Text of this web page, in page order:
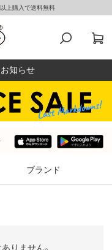
上購入で送料無料
知らせ
ブランド
りません。